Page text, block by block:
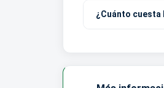
¿Cuánto cuesta